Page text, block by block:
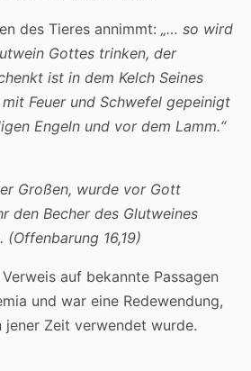
des Tieres annimmt: „… so wird
Gottes trinken, der
ist in dem Kelch Seines
Feuer und Schwefel gepeinigt
Engeln und vor dem Lamm.“
Großen, wurde vor Gott
den Becher des Glutweines
(Offenbarung 16,19)
auf bekannte Passagen
und war eine Redewendung,
jener Zeit verwendet wurde.